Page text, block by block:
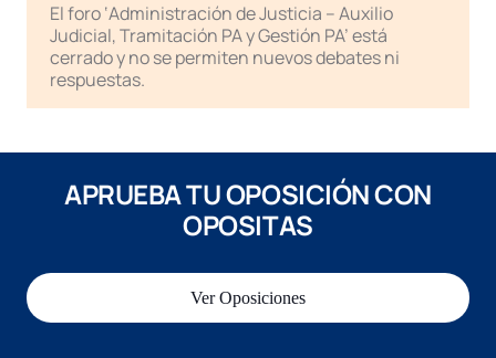
El foro ‘Administración de Justicia – Auxilio
Judicial, Tramitación PA y Gestión PA’ está
cerrado y no se permiten nuevos debates ni
respuestas.
APRUEBA TU OPOSICIÓN CON
OPOSITAS
Ver Oposiciones